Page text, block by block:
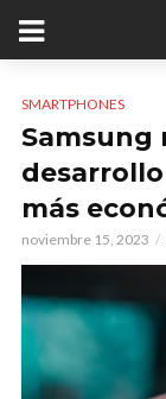
SMARTPHONES
Samsung
más
noviembre 15, 2023